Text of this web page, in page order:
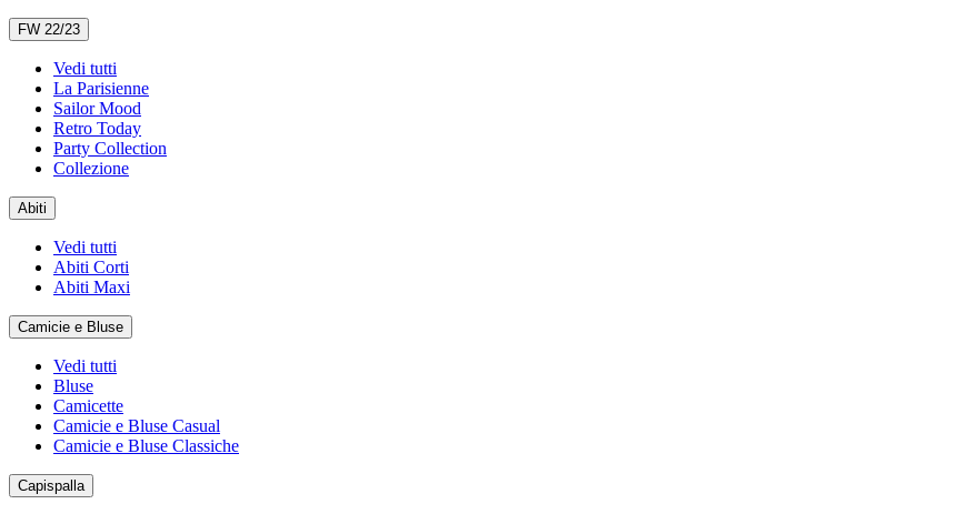
FW 22/23
Vedi tutti
La Parisienne
Sailor Mood
Retro Today
Party Collection
Collezione
Abiti
Vedi tutti
Abiti Corti
Abiti Maxi
Camicie e Bluse
Vedi tutti
Bluse
Camicette
Camicie e Bluse Casual
Camicie e Bluse Classiche
Capispalla